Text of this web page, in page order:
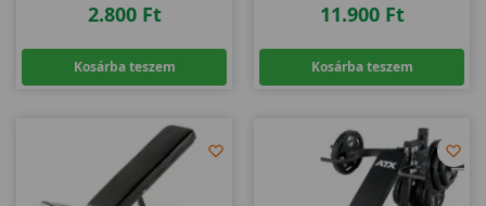
2.800 Ft
Kosárba teszem
11.900 Ft
Kosárba teszem